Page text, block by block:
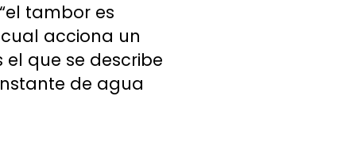
tambor es
acciona un
que se describe
de agua